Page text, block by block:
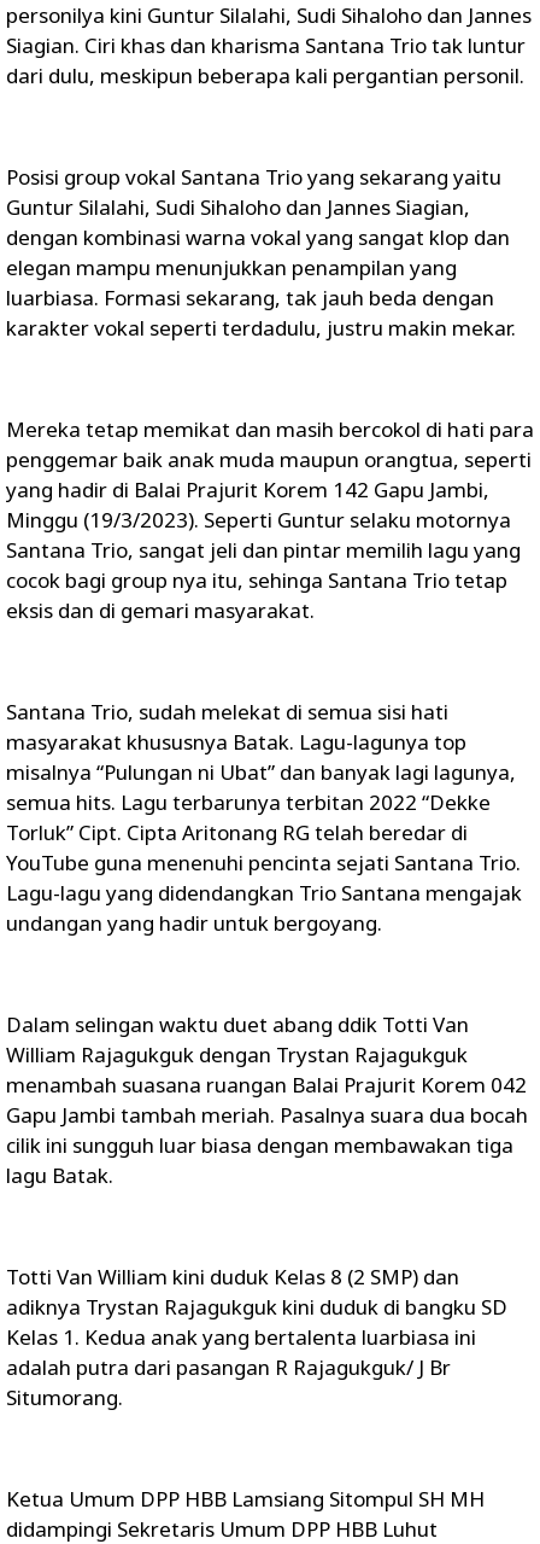
personilya kini Guntur Silalahi, Sudi Sihaloho dan Jannes
Siagian. Ciri khas dan kharisma Santana Trio tak luntur
dari dulu, meskipun beberapa kali pergantian personil.
Posisi group vokal Santana Trio yang sekarang yaitu
Guntur Silalahi, Sudi Sihaloho dan Jannes Siagian,
dengan kombinasi warna vokal yang sangat klop dan
elegan mampu menunjukkan penampilan yang
luarbiasa. Formasi sekarang, tak jauh beda dengan
karakter vokal seperti terdadulu, justru makin mekar.
Mereka tetap memikat dan masih bercokol di hati para
penggemar baik anak muda maupun orangtua, seperti
yang hadir di Balai Prajurit Korem 142 Gapu Jambi,
Minggu (19/3/2023). Seperti Guntur selaku motornya
Santana Trio, sangat jeli dan pintar memilih lagu yang
cocok bagi group nya itu, sehinga Santana Trio tetap
eksis dan di gemari masyarakat.
Santana Trio, sudah melekat di semua sisi hati
masyarakat khususnya Batak. Lagu-lagunya top
misalnya “Pulungan ni Ubat” dan banyak lagi lagunya,
semua hits. Lagu terbarunya terbitan 2022 “Dekke
Torluk” Cipt. Cipta Aritonang RG telah beredar di
YouTube guna menenuhi pencinta sejati Santana Trio.
Lagu-lagu yang didendangkan Trio Santana mengajak
undangan yang hadir untuk bergoyang.
Dalam selingan waktu duet abang ddik Totti Van
William Rajagukguk dengan Trystan Rajagukguk
menambah suasana ruangan Balai Prajurit Korem 042
Gapu Jambi tambah meriah. Pasalnya suara dua bocah
cilik ini sungguh luar biasa dengan membawakan tiga
lagu Batak.
Totti Van William kini duduk Kelas 8 (2 SMP) dan
adiknya Trystan Rajagukguk kini duduk di bangku SD
Kelas 1. Kedua anak yang bertalenta luarbiasa ini
adalah putra dari pasangan R Rajagukguk/ J Br
Situmorang.
Ketua Umum DPP HBB Lamsiang Sitompul SH MH
didampingi Sekretaris Umum DPP HBB Luhut